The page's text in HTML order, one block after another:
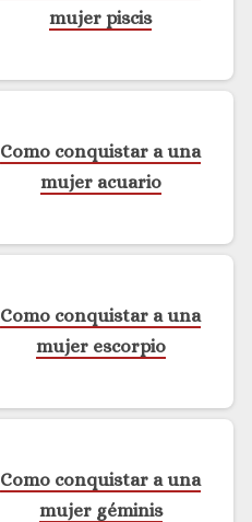
mujer piscis
Como conquistar a una
mujer acuario
Como conquistar a una
mujer escorpio
Como conquistar a una
mujer géminis